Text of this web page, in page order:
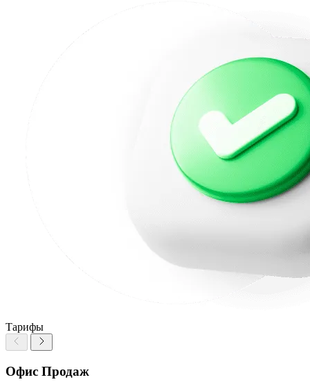
Тарифы
Офис Продаж